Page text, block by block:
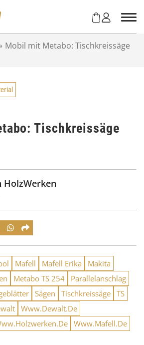
Mobil mit Metabo: Tischkreissäge
Tischkreissäge
HolzWerken
Mafell Mafell Erika
Makita
Metabo TS 254
Parallelanschlag
Sägen Tischkreissäge TS
Www.Dewalt.De
Www.Mafell.De